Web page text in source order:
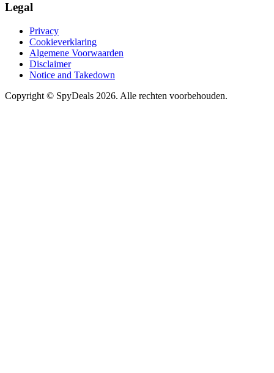
Legal
Privacy
Cookieverklaring
Algemene Voorwaarden
Disclaimer
Notice and Takedown
Copyright © SpyDeals 2026. Alle rechten voorbehouden.